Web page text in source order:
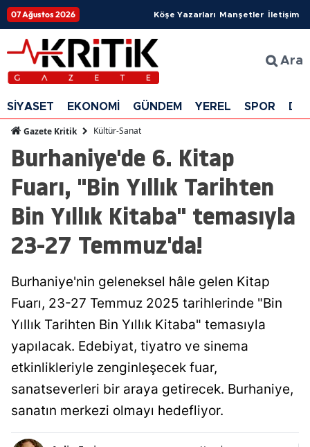
07 Ağustos 2026 Köşe Yazarları Manşetler İletişim
Ara
SİYASET EKONOMİ GÜNDEM YEREL SPOR
Gazete Kritik Kültür-Sanat
Burhaniye'de 6. Kitap
Fuarı, "Bin Yıllık Tarihten
Bin Yıllık Kitaba" temasıyla
23-27 Temmuz'da!
Burhaniye'nin geleneksel hâle gelen Kitap
Fuarı, 23-27 Temmuz 2025 tarihlerinde "Bin
Yıllık Tarihten Bin Yıllık Kitaba" temasıyla
yapılacak. Edebiyat, tiyatro ve sinema
etkinlikleriyle zenginleşecek fuar,
sanatseverleri bir araya getirecek. Burhaniye,
sanatın merkezi olmayı hedefliyor.